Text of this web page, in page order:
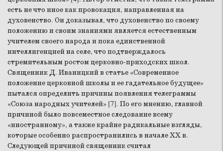
есть не что иное как провокация, направленная на
духовенство. Он доказывал, что духовенство по своему
положению и своим знаниями является естественным
учителем своего народа и пока единственной
интеллигенцией на селе, что подтверждалось
стремительным ростом церковно-приходских школ.
Священник Д. Иваницкий в статье «Современное
положение церковной школы и ее гадательное будущее»
пытался определить причины появления телеграммы
«Союза народных учителей» [7]. По его мнению, главной
причиной было повсеместное следование всему
«иностранному», а также крайне радикальные взгляды,
которые особенно распространились в начале ХХ в.
Следующей причиной священник считал